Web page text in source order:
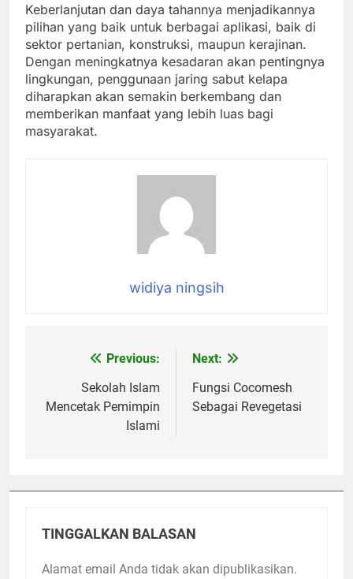
Keberlanjutan dan daya tahannya menjadikannya
pilihan yang baik untuk berbagai aplikasi, baik di
sektor pertanian, konstruksi, maupun kerajinan.
Dengan meningkatnya kesadaran akan pentingnya
lingkungan, penggunaan jaring sabut kelapa
diharapkan akan semakin berkembang dan
memberikan manfaat yang lebih luas bagi
masyarakat.
widiya ningsih
NavigasiPrevious:
Sekolah Islam
Mencetak Pemimpin
Islami
Next:
Fungsi Cocomesh
Sebagai Revegetasi
TINGGALKAN BALASAN
Alamat email Anda tidak akan dipublikasikan.